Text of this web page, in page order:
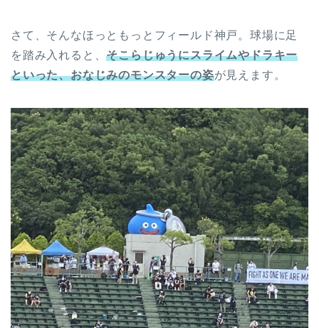
さて、そんなほっともっとフィールド神戸。球場に足
を踏み入れると、そこらじゅうにスライムやドラキー
といった、おなじみのモンスターの姿が見えます。